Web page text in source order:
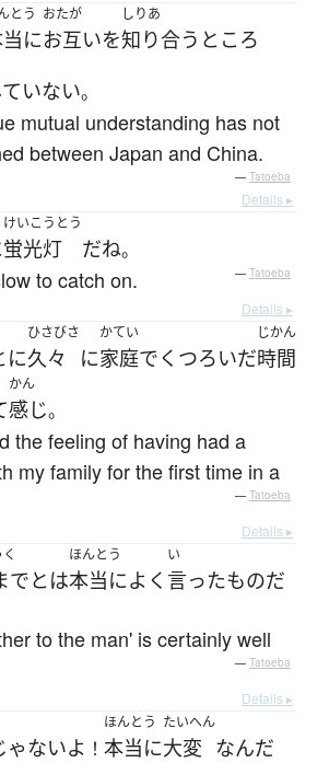
とう
に
おたが
お互いを
しりあ
知り合う ところ
ていない。
mutual understanding has not
between Japan and China.
— Tatoeba
Details ▸
けいこうとう
蛍光灯 だね。
to catch on. — Tatoeba
Details ▸
に
ひさびさ
久々 に
かてい
家庭でくつろいだ
じかん
時間
かん
感じ。
the feeling of having had a
my family for the first time in a
— Tatoeba
Details ▸
でとは
ほんとう
本当によく
い
言ったものだ
to the man' is certainly well
— Tatoeba
Details ▸
ゃないよ ！
ほんとう
本当に
たいへん
大変 なんだ